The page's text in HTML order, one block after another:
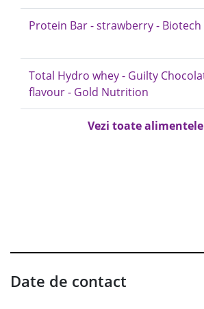
Protein Bar - strawberry - Biotech
Total Hydro whey - Guilty
flavour - Gold Nutrition
Vezi toate
Date de contact